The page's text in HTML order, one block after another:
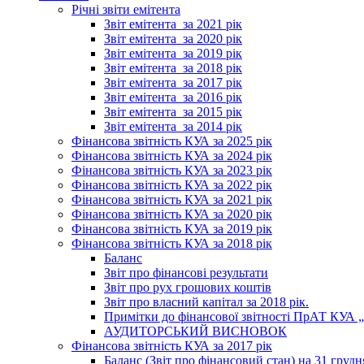
Річні звіти емітента
Звіт емітента_за 2021 рік
Звіт емітента_за 2020 рік
Звіт емітента_за 2019 рік
Звіт емітента_за 2018 рік
Звіт емітента_за 2017 рік
Звіт емітента_за 2016 рік
Звіт емітента_за 2015 рік
Звіт емітента_за 2014 рік
Фінансова звітність КУА за 2025 рік
Фінансова звітність КУА за 2024 рік
Фінансова звітність КУА за 2023 рік
Фінансова звітність КУА за 2022 рік
Фінансова звітність КУА за 2021 рік
Фінансова звітність КУА за 2020 рік
Фінансова звітність КУА за 2019 рік
Фінансова звітність КУА за 2018 рік
Баланс
Звіт про фінансові результати
Звіт про рух грошових коштів
Звіт про власний капітал за 2018 рік.
Примітки до фінансової звітності ПрАТ КУА
АУДИТОРСЬКИЙ ВИСНОВОК
Фінансова звітність КУА за 2017 рік
Баланс (Звіт про фінансовий стан) на 31